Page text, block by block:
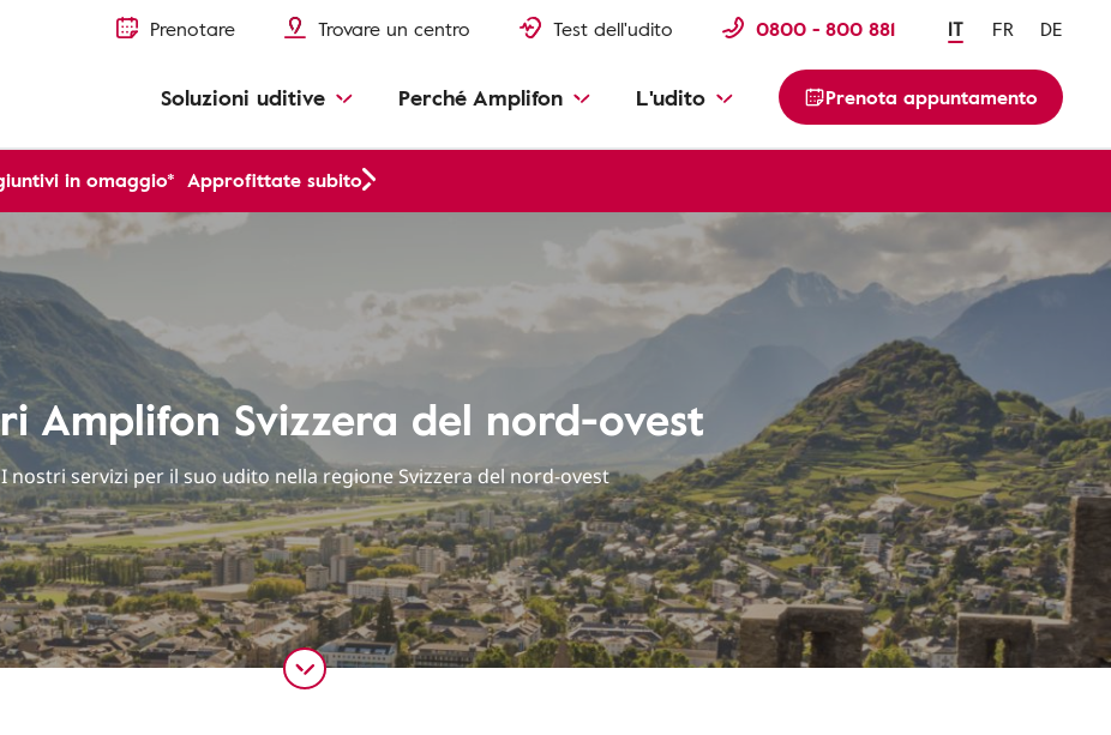
Prenotare Trovare un centro Test dell'udito 0800 - 800 881 IT FR DE
Soluzioni uditive Perché Amplifon L'udito Prenota appuntamento
in omaggio* Approfittate subito
Amplifon Svizzera del nord-ovest
I nostri servizi per il suo udito nella regione Svizzera del nord-ovest